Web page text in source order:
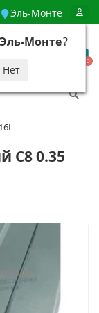
Эль-Монте
Эль-Монте?
0
С8 0.35